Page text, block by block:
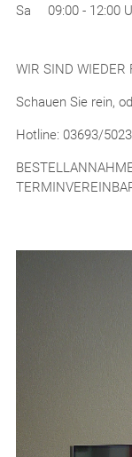
Sa
09:00 - 12:00
WIR SIND WIEDER
Schauen Sie rein,
Hotline: 03693/